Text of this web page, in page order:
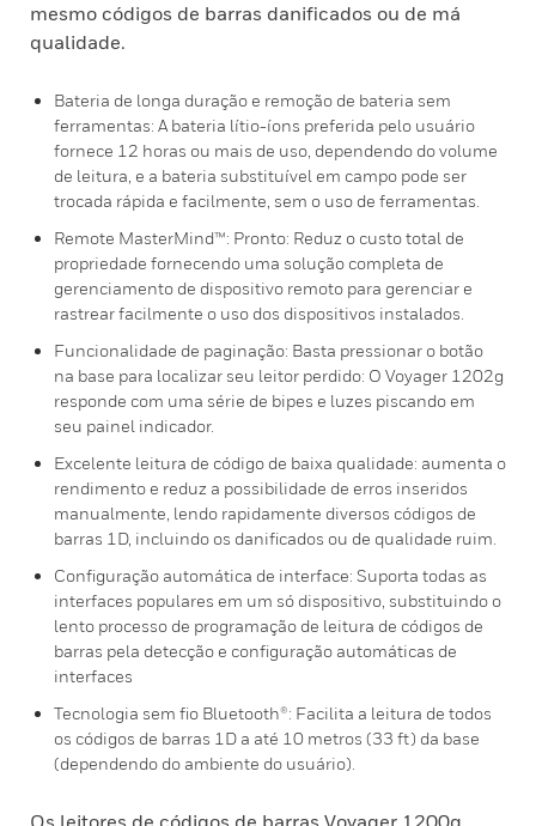
mesmo códigos de barras danificados ou de má
qualidade.
Bateria de longa duração e remoção de bateria sem
ferramentas: A bateria lítio-íons preferida pelo usuário
fornece 12 horas ou mais de uso, dependendo do volume
de leitura, e a bateria substituível em campo pode ser
trocada rápida e facilmente, sem o uso de ferramentas.
Remote MasterMind™: Pronto: Reduz o custo total de
propriedade fornecendo uma solução completa de
gerenciamento de dispositivo remoto para gerenciar e
rastrear facilmente o uso dos dispositivos instalados.
Funcionalidade de paginação: Basta pressionar o botão
na base para localizar seu leitor perdido: O Voyager 1202g
responde com uma série de bipes e luzes piscando em
seu painel indicador.
Excelente leitura de código de baixa qualidade: aumenta o
rendimento e reduz a possibilidade de erros inseridos
manualmente, lendo rapidamente diversos códigos de
barras 1D, incluindo os danificados ou de qualidade ruim.
Configuração automática de interface: Suporta todas as
interfaces populares em um só dispositivo, substituindo o
lento processo de programação de leitura de códigos de
barras pela detecção e configuração automáticas de
interfaces
Tecnologia sem fio Bluetooth®: Facilita a leitura de todos
os códigos de barras 1D a até 10 metros (33 ft) da base
(dependendo do ambiente do usuário).
Os leitores de códigos de barras Voyager 1200g